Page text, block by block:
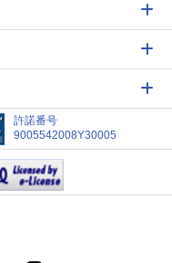
許諾番号
9005542008Y30005